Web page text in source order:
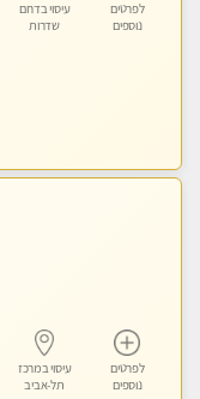
לפרטים
נוספים
עיסוי בדרום
שדרות
לפרטים
נוספים
עיסוי במרכז
תל-אביב